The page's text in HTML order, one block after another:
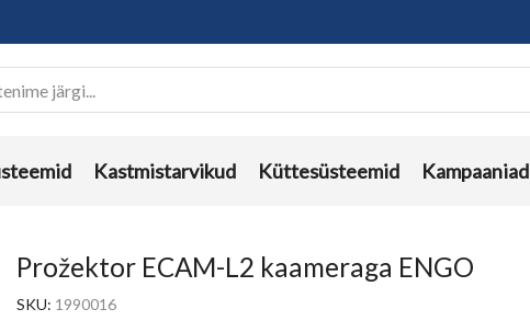
Kastmistarvikud Küttesüsteemid Kampaaniad
Prožektor ECAM-L2 kaameraga ENGO
SKU: 1990016